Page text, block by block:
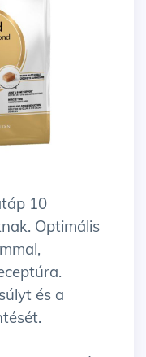
10
Optimális
és a